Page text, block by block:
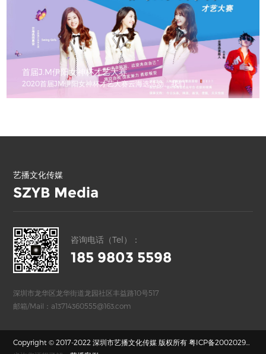
首届J.M伊阳女神杯才艺大赛
2020首届JM伊阳女神杯才艺大赛云海选活动。我们
艺播文化传媒
SZYB Media
咨询电话（Tel）：
185 9803 5598
深圳市龙华区龙华街道龙园社区丰益路10号517
邮箱/Mail：a13714360555@163.com
Copyright © 2017-2022 深圳市艺播文化传媒 版权所有粤ICP备20020297号